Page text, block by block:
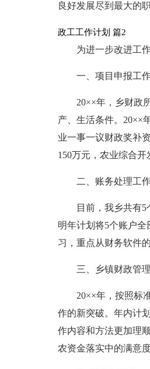
良好发展尽到最大的职
政工工作计划 篇2
为进一步改进工
一、项目申报工
20××年，乡财政
产、生活条件。20××
业一事一议财政奖补
150万元，农业综合开
二、账务处理工
目前，我乡共有
明年计划将5个账户
习，重点从财务软件
三、乡镇财政管
20××年，按照标
作的新突破。年内计
作内容和方法更加理
农资金落实中的满意